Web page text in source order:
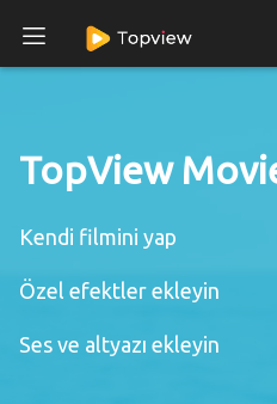
TopView
Kendi filmini yap
Özel efektler ekleyin
Ses ve altyazı ekleyin